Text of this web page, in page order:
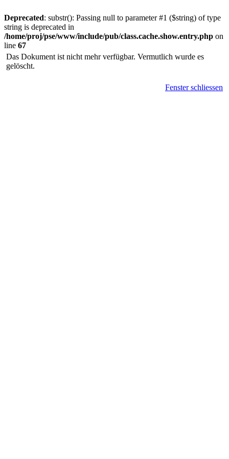
Deprecated: substr(): Passing null to parameter #1 ($string) of type
string is deprecated in
/home/proj/pse/www/include/pub/class.cache.show.entry.php on
line 67
Das Dokument ist nicht mehr verfügbar. Vermutlich wurde es
gelöscht.
Fenster schliessen